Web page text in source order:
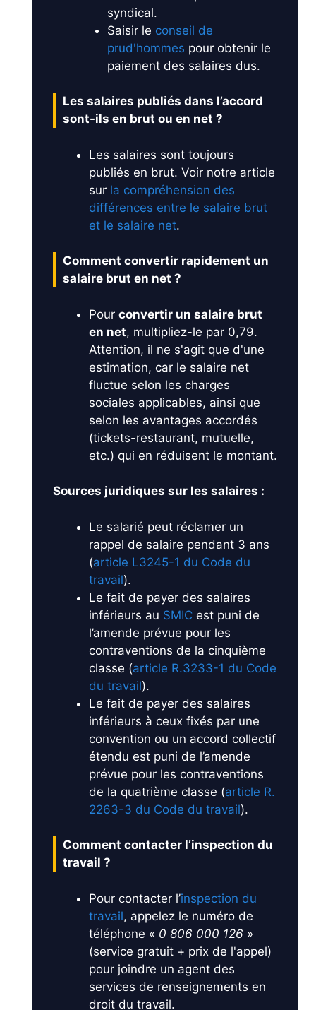
syndical.
Saisir le conseil de
prud'hommes pour obtenir le
paiement des salaires dus.
Les salaires publiés dans l’accord
sont-ils en brut ou en net ?
Les salaires sont toujours
publiés en brut. Voir notre article
sur la compréhension des
différences entre le salaire brut
et le salaire net.
Comment convertir rapidement un
salaire brut en net ?
Pour convertir un salaire brut
en net, multipliez-le par 0,79.
Attention, il ne s'agit que d'une
estimation, car le salaire net
fluctue selon les charges
sociales applicables, ainsi que
selon les avantages accordés
(tickets-restaurant, mutuelle,
etc.) qui en réduisent le montant.
Sources juridiques sur les salaires :
Le salarié peut réclamer un
rappel de salaire pendant 3 ans
(article L3245-1 du Code du
travail).
Le fait de payer des salaires
inférieurs au SMIC est puni de
l’amende prévue pour les
contraventions de la cinquième
classe (article R.3233-1 du Code
du travail).
Le fait de payer des salaires
inférieurs à ceux fixés par une
convention ou un accord collectif
étendu est puni de l’amende
prévue pour les contraventions
de la quatrième classe (article R.
2263-3 du Code du travail).
Comment contacter l’inspection du
travail ?
Pour contacter l’inspection du
travail, appelez le numéro de
téléphone « 0 806 000 126 »
(service gratuit + prix de l'appel)
pour joindre un agent des
services de renseignements en
droit du travail.